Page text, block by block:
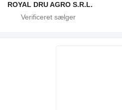
ROYAL DRU AGRO S.R.L.